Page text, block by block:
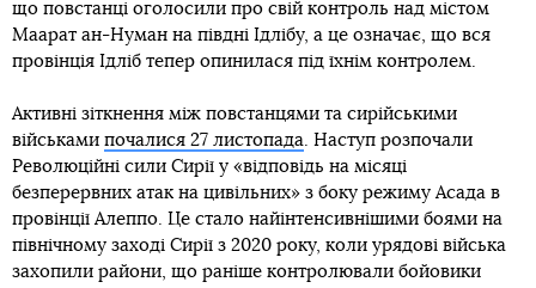
що повстанці оголосили про свій контроль над містом
Маарат ан-Нуман на півдні Ідлібу, а це означає, що вся
провінція Ідліб тепер опинилася під їхнім контролем.
Активні зіткнення між повстанцями та сирійськими
військами почалися 27 листопада. Наступ розпочали
Революційні сили Сирії у «відповідь на місяці
безперервних атак на цивільних» з боку режиму Асада в
провінції Алеппо. Це стало найінтенсивнішими боями на
північному заході Сирії з 2020 року, коли урядові війська
захопили райони, що раніше контролювали бойовики